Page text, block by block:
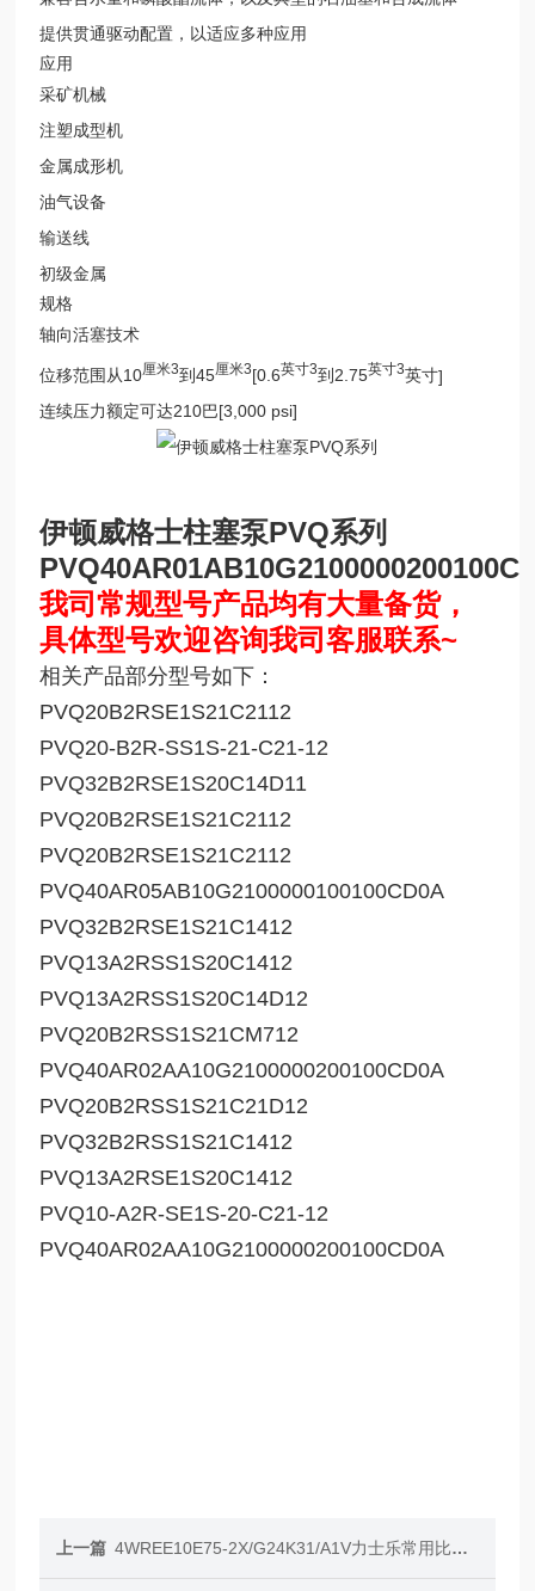
提供贯通驱动配置，以适应多种应用
应用
采矿机械
注塑成型机
金属成形机
油气设备
输送线
初级金属
规格
轴向活塞技术
位移范围从10厘米3到45厘米3[0.6英寸3到2.75英寸3英寸]
连续压力额定可达210巴[3,000 psi]
伊顿威格士柱塞泵PVQ系列
我司常规型号产品均有大量备货，
具体型号欢迎咨询我司客服联系~
相关产品部分型号如下：
PVQ20B2RSE1S21C2112
PVQ20-B2R-SS1S-21-C21-12
PVQ32B2RSE1S20C14D11
PVQ20B2RSE1S21C2112
PVQ20B2RSE1S21C2112
PVQ40AR05AB10G2100000100100CD0A
PVQ32B2RSE1S21C1412
PVQ13A2RSS1S20C1412
PVQ13A2RSS1S20C14D12
PVQ20B2RSS1S21CM712
PVQ40AR02AA10G2100000200100CD0A
PVQ20B2RSS1S21C21D12
PVQ32B2RSS1S21C1412
PVQ13A2RSE1S20C1412
PVQ10-A2R-SE1S-20-C21-12
PVQ40AR02AA10G2100000200100CD0A
上一篇 4WREE10E75-2X/G24K31/A1V力士乐常用比例阀R900927230